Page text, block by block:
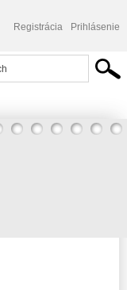
Registrácia Prihlásenie